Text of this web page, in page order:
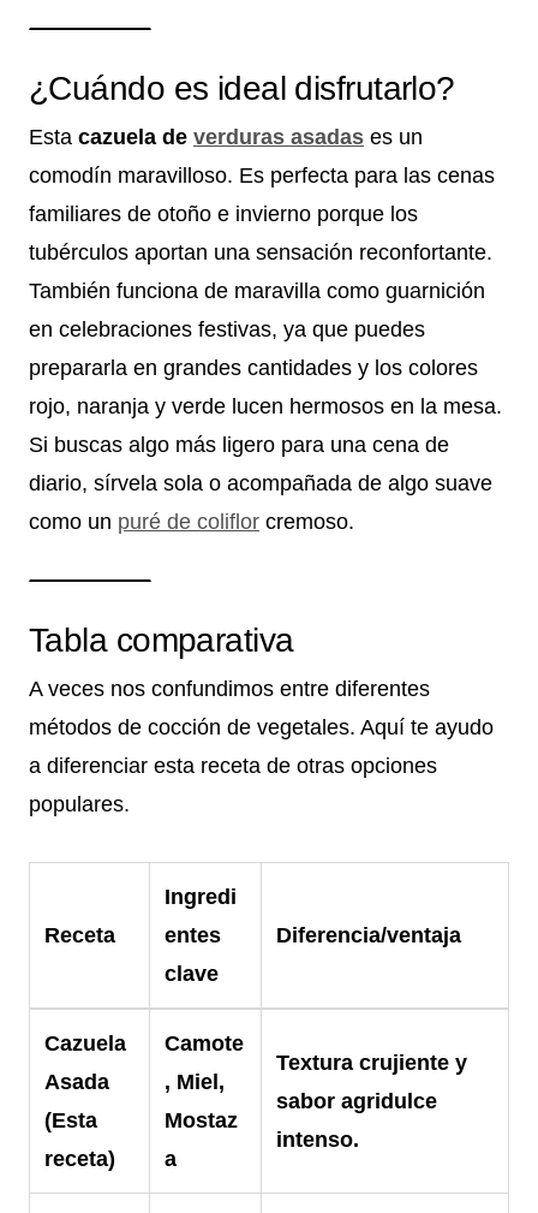
¿Cuándo es ideal disfrutarlo?
Esta cazuela de verduras asadas es un
comodín maravilloso. Es perfecta para las cenas
familiares de otoño e invierno porque los
tubérculos aportan una sensación reconfortante.
También funciona de maravilla como guarnición
en celebraciones festivas, ya que puedes
prepararla en grandes cantidades y los colores
rojo, naranja y verde lucen hermosos en la mesa.
Si buscas algo más ligero para una cena de
diario, sírvela sola o acompañada de algo suave
como un puré de coliflor cremoso.
Tabla comparativa
A veces nos confundimos entre diferentes
métodos de cocción de vegetales. Aquí te ayudo
a diferenciar esta receta de otras opciones
populares.
Receta
Ingredi
entes
clave
Diferencia/ventaja
Cazuela
Asada
(Esta
receta)
Camote
, Miel,
Mostaz
a
Textura crujiente y
sabor agridulce
intenso.